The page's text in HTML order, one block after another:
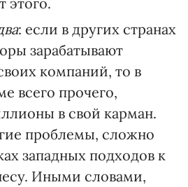
: если в других странах
зарабатывают
компаний, то в
всего прочего,
в свой карман.
проблемы, сложно
западных подходов к
Иными словами,